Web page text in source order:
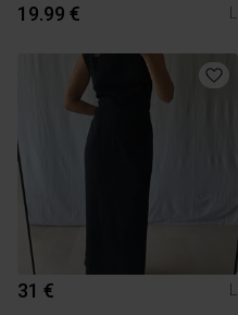
19.99 € L
31 € L